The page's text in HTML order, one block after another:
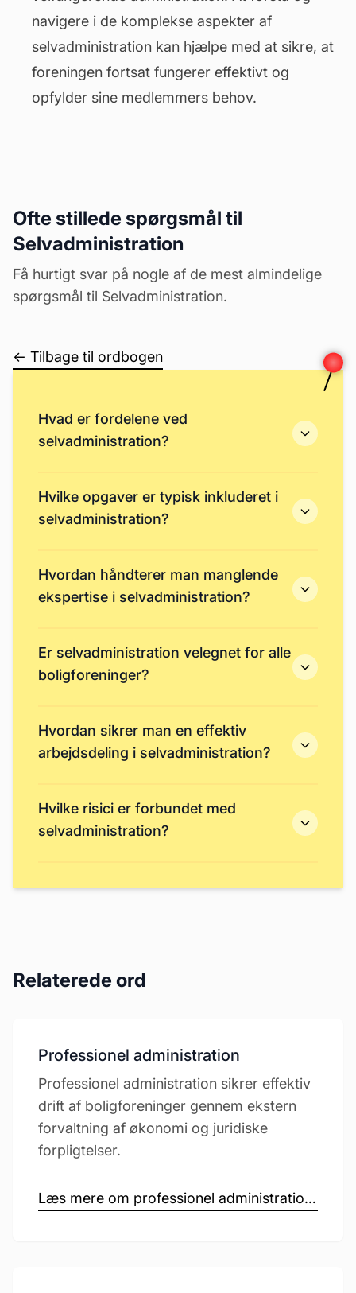
navigere i de komplekse aspekter af
selvadministration kan hjælpe med at sikre, at
foreningen fortsat fungerer effektivt og
opfylder sine medlemmers behov.
Ofte stillede spørgsmål til
Selvadministration
Få hurtigt svar på nogle af de mest almindelige
spørgsmål til Selvadministration.
← Tilbage til ordbogen
Hvad er fordelene ved
selvadministration?
Hvilke opgaver er typisk inkluderet i
selvadministration?
Hvordan håndterer man manglende
ekspertise i selvadministration?
Er selvadministration velegnet for alle
boligforeninger?
Hvordan sikrer man en effektiv
arbejdsdeling i selvadministration?
Hvilke risici er forbundet med
selvadministration?
Relaterede ord
Professionel administration
Professionel administration sikrer effektiv
drift af boligforeninger gennem ekstern
forvaltning af økonomi og juridiske
forpligtelser.
Læs mere om professionel administration →